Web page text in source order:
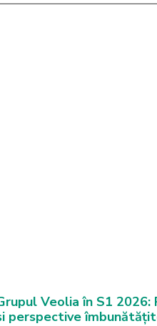
Veolia în S1
perspective